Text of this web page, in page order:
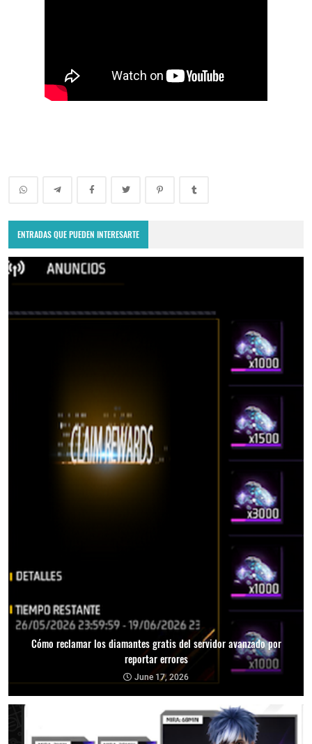
ENTRADAS QUE PUEDEN INTERESARTE
Cómo reclamar los diamantes gratis del servidor avanzado por
reportar errores
June 17, 2026